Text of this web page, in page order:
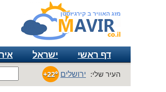
מזג האוויר ב קירגיזסטן
דף ראשי ישראל
העיר שלי: ירושלים +22°